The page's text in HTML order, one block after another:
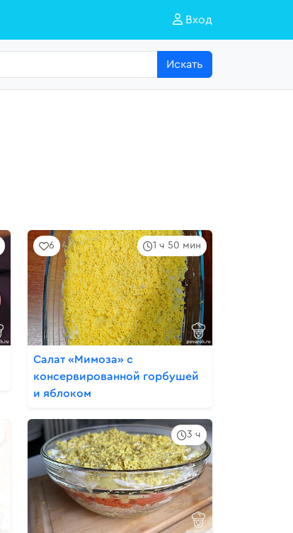
Вход
Искать
1 ч 50 мин
6
Салат «Мимоза» с
консервированной горбушей
и яблоком
3 ч